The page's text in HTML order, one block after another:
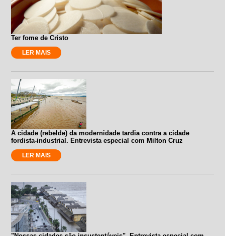
Ter fome de Cristo
LER MAIS
A cidade (rebelde) da modernidade tardia contra a cidade
fordista-industrial. Entrevista especial com Milton Cruz
LER MAIS